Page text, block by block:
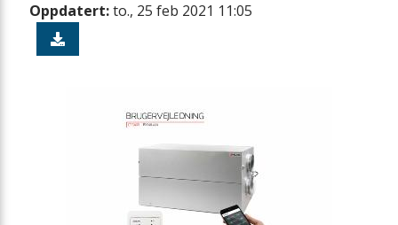
Oppdatert:to., 25 feb 2021 11:05